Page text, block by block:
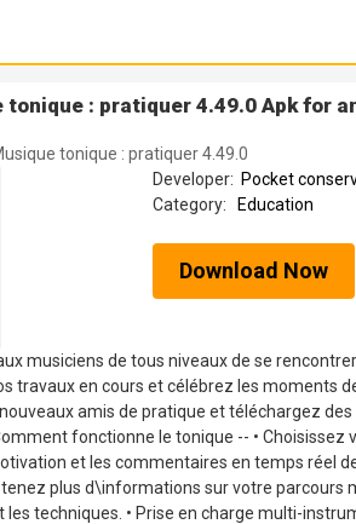
tonique : pratiquer 4.49.0 Apk for
tonique : pratiquer 4.49.0
Developer: Pocket
Category:
Education
Download Now
musiciens de tous niveaux de se
travaux en cours et célébrez les moments
amis de pratique et téléchargez
fonctionne le tonique -- •
et les commentaires en temps réel
plus d\informations sur votre parcours
les techniques. • Prise en charge multi-